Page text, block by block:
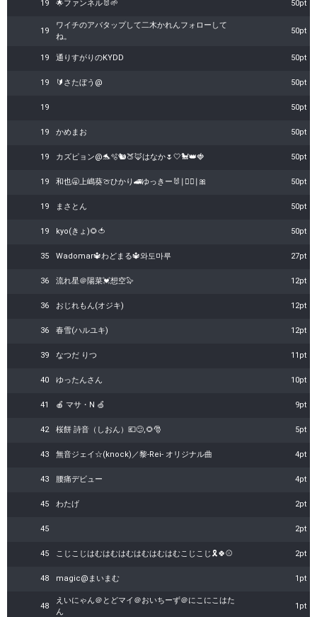
19 🌟ファンネル🐰‪🌱 50pt
19
ワイチのアバタップして二木かれんフォローして
ね。
50pt
19 通りすがりのKYDD 50pt
19 🔰さたぼう@ 50pt
19 50pt
19 かめまお 50pt
19 カズピョン@🐬🫧🐿️🍑🦊はなか🌷🤍🐩👑🍓 50pt
19 和也🥱上嶋葵🍈ひかり🚄ゆっきー🐰∣🧚‍♂∣🎀 50pt
19 まさとん 50pt
19 kyo(きょ)🌻🍅 50pt
35 Wadomar🔱わどまる🔱와도마루 27pt
36 流れ星＠陽菜💓想空🦭 12pt
36 おじれもん(オジキ) 12pt
36 春雪(ハルユキ) 12pt
39 なつだ りつ 11pt
40 ゆったんさん 10pt
41 🍎 マサ・N 🍏 9pt
42 桜餅 詩音（しおん）💶😕,🌻🎅 5pt
43 無音ジェイ☆(knock)／黎-Rei- オリジナル曲 4pt
43 腰痛デビュー 4pt
45 わたげ 2pt
45 2pt
45 こじこじはむはむはむはむはむはむこじこじ🎗️🍀⚾️ 2pt
48 magic@まいまむ 1pt
48
えいにゃん＠とどマイ＠おいちーず＠にこにこはた
ん
1pt